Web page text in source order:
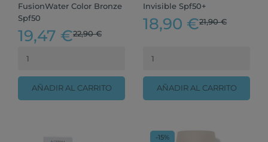
FusionWater Color Bronze
Spf50
19,47 €22,90 €
AÑADIR AL CARRITO
Invisible Spf50+
18,90 €21,90 €
AÑADIR AL CARRITO
-15%